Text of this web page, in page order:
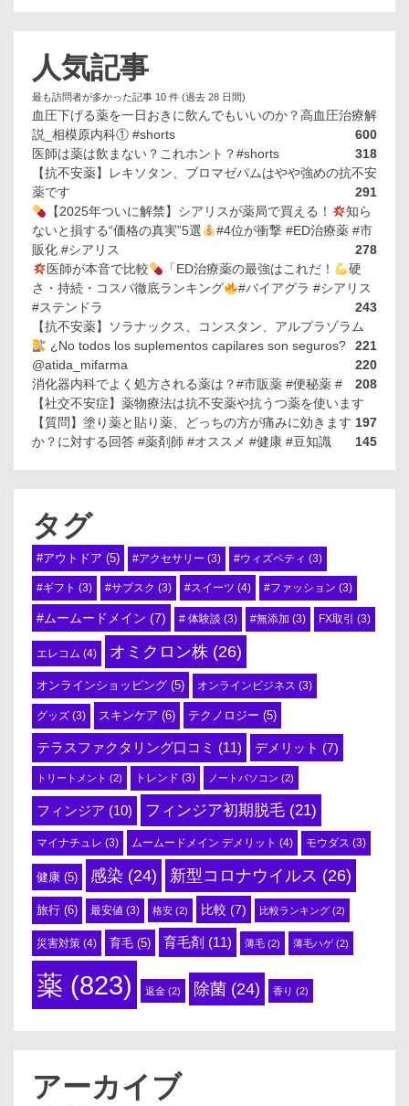
人気記事
最も訪問者が多かった記事 10 件 (過去 28 日間)
血圧下げる薬を一日おきに飲んでもいいのか？高血圧治療解
説_相模原内科① #shorts
600
医師は薬は飲まない？これホント？#shorts
318
【抗不安薬】レキソタン、ブロマゼパムはやや強めの抗不安
薬です
291
【2025年ついに解禁】シアリスが薬局で買える！
知ら
ないと損する“価格の真実”5選
#4位が衝撃 #ED治療薬 #市
販化 #シアリス
278
医師が本音で比較
「ED治療薬の最強はこれだ！
硬
さ・持続・コスパ徹底ランキング
#バイアグラ #シアリス
#ステンドラ
243
【抗不安薬】ソラナックス、コンスタン、アルプラゾラム
221
¿No todos los suplementos capilares son seguros?
@atida_mifarma
220
消化器内科でよく処方される薬は？#市販薬 #便秘薬 #
208
【社交不安症】薬物療法は抗不安薬や抗うつ薬を使います
197
【質問】塗り薬と貼り薬、どっちの方が痛みに効きます
か？に対する回答 #薬剤師 #オススメ #健康 #豆知識
145
タグ
#アウトドア (5) #アクセサリー (3) #ウィズペティ (3)
#ギフト (3) #サブスク (3) #スイーツ (4) #ファッション (3)
#ムームードメイン (7) # 体験談 (3) #無添加 (3) FX取引 (3)
エレコム (4) オミクロン株 (26)
オンラインショッピング (5) オンラインビジネス (3)
グッズ (3) スキンケア (6) テクノロジー (5)
テラスファクタリング口コミ (11) デメリット (7)
トリートメント (2) トレンド (3) ノートパソコン (2)
フィンジア (10) フィンジア初期脱毛 (21)
マイナチュレ (3) ムームードメイン デメリット (4) モウダス (3)
健康 (5) 感染 (24) 新型コロナウイルス (26)
旅行 (6) 最安値 (3) 格安 (2) 比較 (7) 比較ランキング (2)
災害対策 (4) 育毛 (5) 育毛剤 (11) 薄毛 (2) 薄毛ハゲ(2)
薬 (823) 返金 (2) 除菌 (24) 香り (2)
アーカイブ